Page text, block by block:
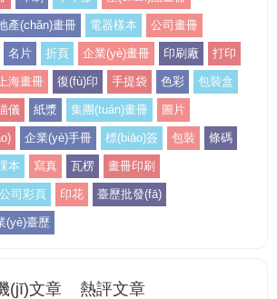
產(chǎn)畫冊 電器樣本 公司畫冊
名片 折頁 企業(yè)畫冊 印刷廠 打印
海畫冊 復(fù)印 手提袋 色彩 包裝盒
儀 紙漿 集團(tuán)畫冊 圖片
企業(yè)手冊 標(biāo)簽 包裝 條碼
本 寫真 瓦楞 畫冊印刷
公司彩頁 印花 臺歷批發(fā)
(yè)臺歷
(jī)文章 熱評文章